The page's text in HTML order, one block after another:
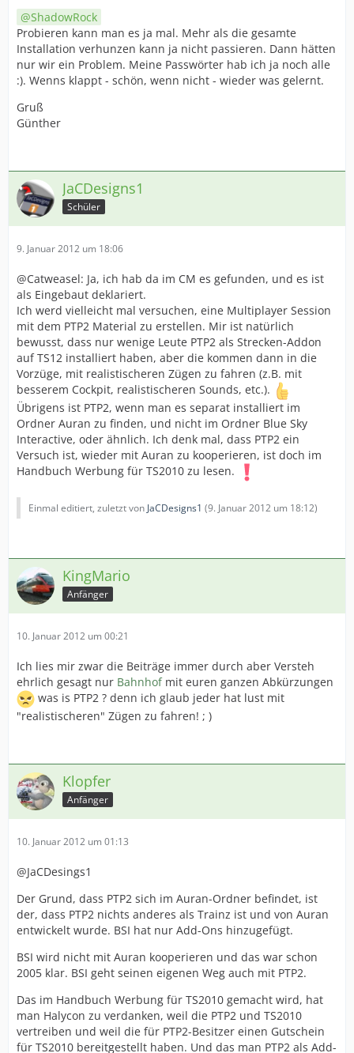
ShadowRock
Probieren kann man es ja mal. Mehr als die gesamte
Installation verhunzen kann ja nicht passieren. Dann hätten
nur wir ein Problem. Meine Passwörter hab ich ja noch alle
:). Wenns klappt - schön, wenn nicht - wieder was gelernt.
Gruß
Günther
JaCDesigns1
Schüler
9. Januar 2012 um 18:06
@Catweasel: Ja, ich hab da im CM es gefunden, und es ist
als Eingebaut deklariert.
Ich werd vielleicht mal versuchen, eine Multiplayer Session
mit dem PTP2 Material zu erstellen. Mir ist natürlich
bewusst, dass nur wenige Leute PTP2 als Strecken-Addon
auf TS12 installiert haben, aber die kommen dann in die
Vorzüge, mit realistischeren Zügen zu fahren (z.B. mit
besserem Cockpit, realistischeren Sounds, etc.).
Übrigens ist PTP2, wenn man es separat installiert im
Ordner Auran zu finden, und nicht im Ordner Blue Sky
Interactive, oder ähnlich. Ich denk mal, dass PTP2 ein
Versuch ist, wieder mit Auran zu kooperieren, ist doch im
Handbuch Werbung für TS2010 zu lesen.
Einmal editiert, zuletzt von JaCDesigns1 (9. Januar 2012 um 18:12)
KingMario
Anfänger
10. Januar 2012 um 00:21
Ich lies mir zwar die Beiträge immer durch aber Versteh
ehrlich gesagt nur Bahnhofmit euren ganzen Abkürzungen
was is PTP2 ? denn ich glaub jeder hat lust mit
"realistischeren" Zügen zu fahren! ; )
Klopfer
Anfänger
10. Januar 2012 um 01:13
@JaCDesings1
Der Grund, dass PTP2 sich im Auran-Ordner befindet, ist
der, dass PTP2 nichts anderes als Trainz ist und von Auran
entwickelt wurde. BSI hat nur Add-Ons hinzugefügt.
BSI wird nicht mit Auran kooperieren und das war schon
2005 klar. BSI geht seinen eigenen Weg auch mit PTP2.
Das im Handbuch Werbung für TS2010 gemacht wird, hat
man Halycon zu verdanken, weil die PTP2 und TS2010
vertreiben und weil die für PTP2-Besitzer einen Gutschein
für TS2010 bereitgestellt haben. Und das man PTP2 als Add-